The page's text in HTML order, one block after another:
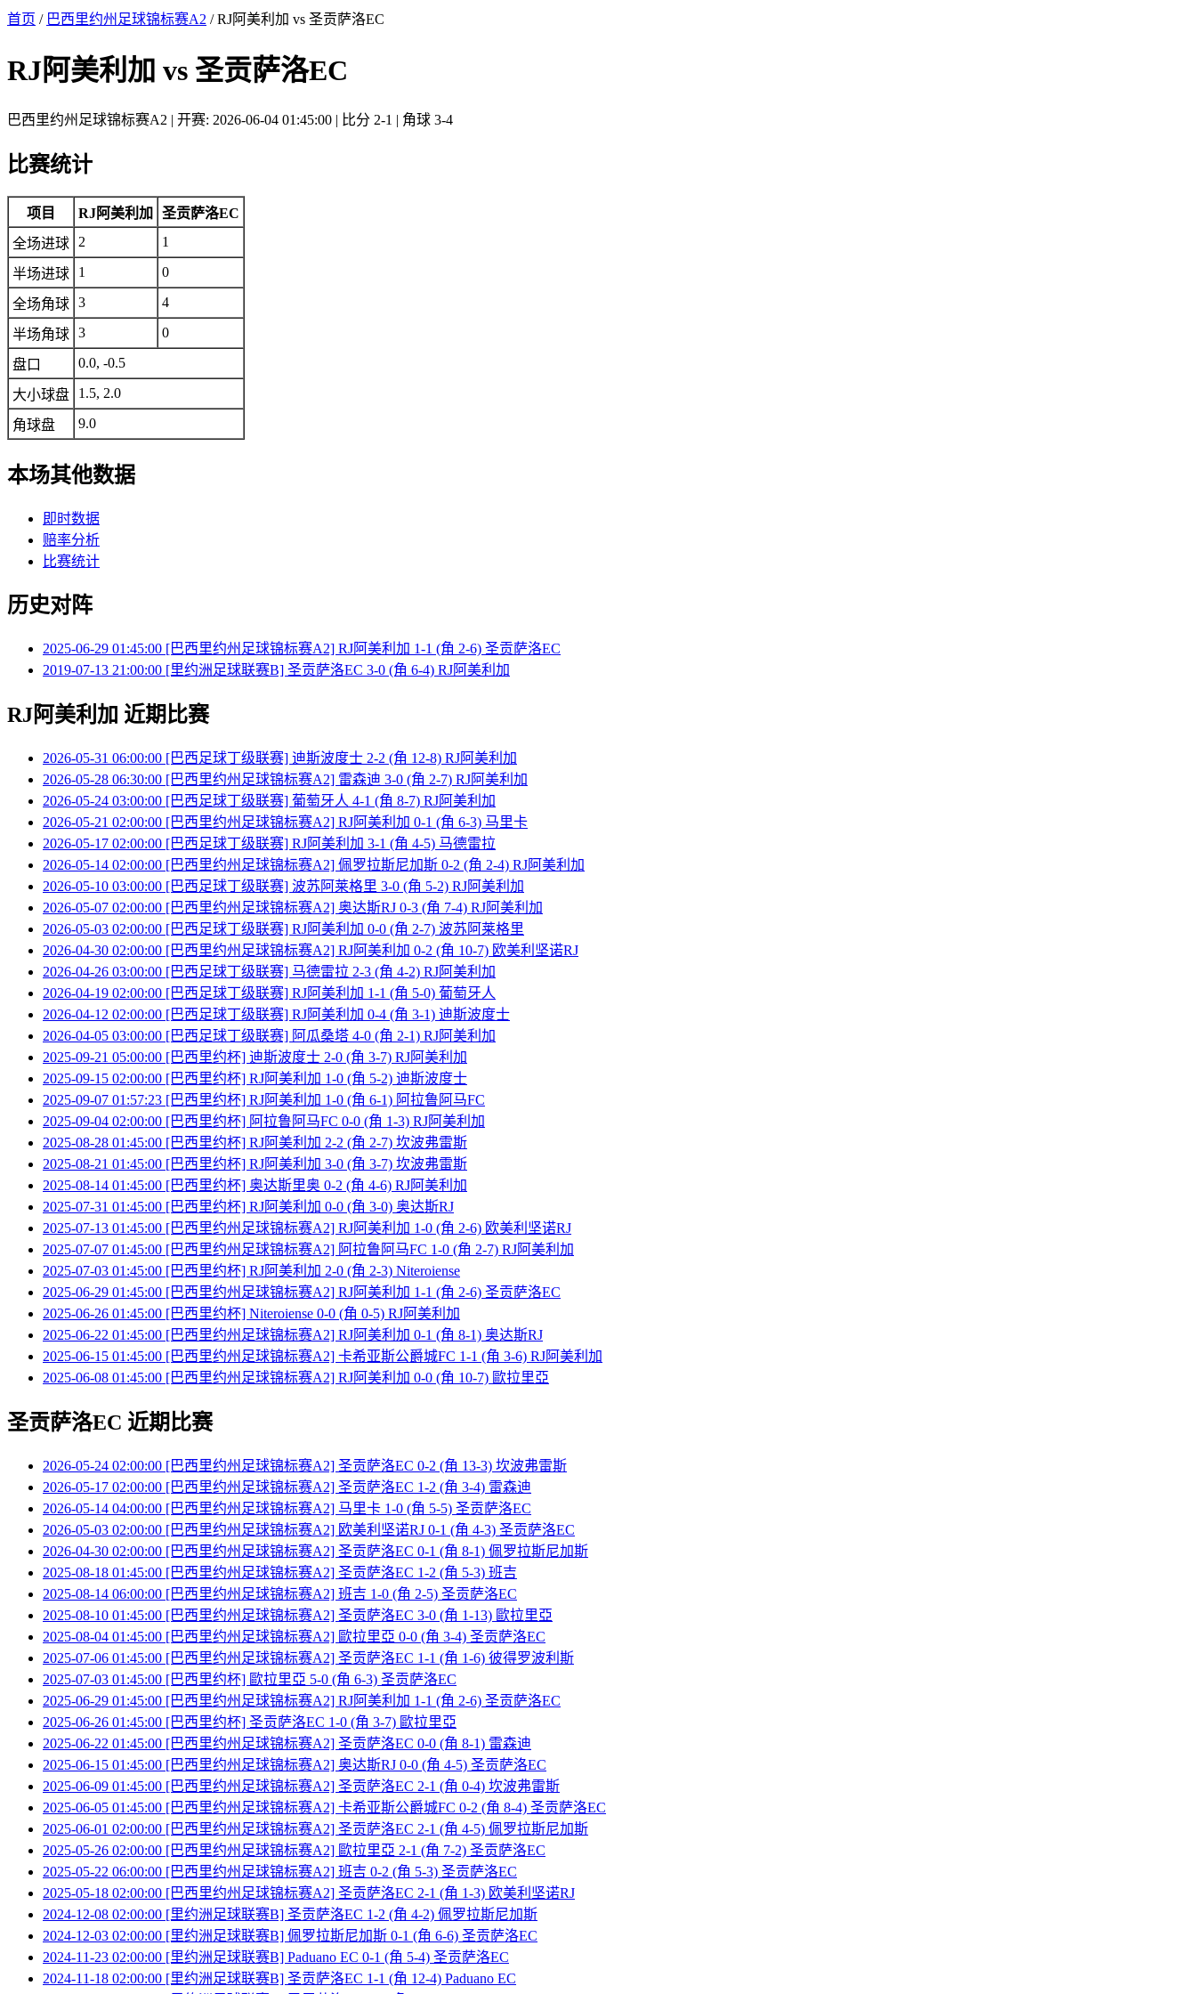
首页 / 巴西里约州足球锦标赛A2 / RJ阿美利加 vs 圣贡萨洛EC
RJ阿美利加 vs 圣贡萨洛EC
巴西里约州足球锦标赛A2 | 开赛: 2026-06-04 01:45:00 | 比分 2-1 | 角球 3-4
比赛统计
项目 RJ阿美利加
圣贡萨洛EC
全场进球
2 1
半场进球 1 0
全场角球 3 4
半场角球 3 0
盘口 0.0, -0.5
大小球盘 1.5, 2.0
角球盘 9.0
本场其他数据
即时数据
赔率分析
比赛统计
历史对阵
2025-06-29 01:45:00 [巴西里约州足球锦标赛A2] RJ阿美利加 1-1 (角 2-6) 圣贡萨洛EC
2019-07-13 21:00:00 [里约洲足球联赛B] 圣贡萨洛EC 3-0 (角 6-4) RJ阿美利加
RJ阿美利加 近期比赛
2026-05-31 06:00:00 [巴西足球丁级联赛] 迪斯波度士 2-2 (角 12-8) RJ阿美利加
2026-05-28 06:30:00 [巴西里约州足球锦标赛A2] 雷森迪 3-0 (角 2-7) RJ阿美利加
2026-05-24 03:00:00 [巴西足球丁级联赛] 葡萄牙人 4-1 (角 8-7) RJ阿美利加
2026-05-21 02:00:00 [巴西里约州足球锦标赛A2] RJ阿美利加 0-1 (角 6-3) 马里卡
2026-05-17 02:00:00 [巴西足球丁级联赛] RJ阿美利加 3-1 (角 4-5) 马德雷拉
2026-05-14 02:00:00 [巴西里约州足球锦标赛A2] 佩罗拉斯尼加斯 0-2 (角 2-4) RJ阿美利加
2026-05-10 03:00:00 [巴西足球丁级联赛] 波苏阿莱格里 3-0 (角 5-2) RJ阿美利加
2026-05-07 02:00:00 [巴西里约州足球锦标赛A2] 奥达斯RJ 0-3 (角 7-4) RJ阿美利加
2026-05-03 02:00:00 [巴西足球丁级联赛] RJ阿美利加 0-0 (角 2-7) 波苏阿莱格里
2026-04-30 02:00:00 [巴西里约州足球锦标赛A2] RJ阿美利加 0-2 (角 10-7) 欧美利坚诺RJ
2026-04-26 03:00:00 [巴西足球丁级联赛] 马德雷拉 2-3 (角 4-2) RJ阿美利加
2026-04-19 02:00:00 [巴西足球丁级联赛] RJ阿美利加 1-1 (角 5-0) 葡萄牙人
2026-04-12 02:00:00 [巴西足球丁级联赛] RJ阿美利加 0-4 (角 3-1) 迪斯波度士
2026-04-05 03:00:00 [巴西足球丁级联赛] 阿瓜桑塔 4-0 (角 2-1) RJ阿美利加
2025-09-21 05:00:00 [巴西里约杯] 迪斯波度士 2-0 (角 3-7) RJ阿美利加
2025-09-15 02:00:00 [巴西里约杯] RJ阿美利加 1-0 (角 5-2) 迪斯波度士
2025-09-07 01:57:23 [巴西里约杯] RJ阿美利加 1-0 (角 6-1) 阿拉鲁阿马FC
2025-09-04 02:00:00 [巴西里约杯] 阿拉鲁阿马FC 0-0 (角 1-3) RJ阿美利加
2025-08-28 01:45:00 [巴西里约杯] RJ阿美利加 2-2 (角 2-7) 坎波弗雷斯
2025-08-21 01:45:00 [巴西里约杯] RJ阿美利加 3-0 (角 3-7) 坎波弗雷斯
2025-08-14 01:45:00 [巴西里约杯] 奥达斯里奥 0-2 (角 4-6) RJ阿美利加
2025-07-31 01:45:00 [巴西里约杯] RJ阿美利加 0-0 (角 3-0) 奥达斯RJ
2025-07-13 01:45:00 [巴西里约州足球锦标赛A2] RJ阿美利加 1-0 (角 2-6) 欧美利坚诺RJ
2025-07-07 01:45:00 [巴西里约州足球锦标赛A2] 阿拉鲁阿马FC 1-0 (角 2-7) RJ阿美利加
2025-07-03 01:45:00 [巴西里约杯] RJ阿美利加 2-0 (角 2-3) Niteroiense
2025-06-29 01:45:00 [巴西里约州足球锦标赛A2] RJ阿美利加 1-1 (角 2-6) 圣贡萨洛EC
2025-06-26 01:45:00 [巴西里约杯] Niteroiense 0-0 (角 0-5) RJ阿美利加
2025-06-22 01:45:00 [巴西里约州足球锦标赛A2] RJ阿美利加 0-1 (角 8-1) 奥达斯RJ
2025-06-15 01:45:00 [巴西里约州足球锦标赛A2] 卡希亚斯公爵城FC 1-1 (角 3-6) RJ阿美利加
2025-06-08 01:45:00 [巴西里约州足球锦标赛A2] RJ阿美利加 0-0 (角 10-7) 歐拉里亞
圣贡萨洛EC 近期比赛
2026-05-24 02:00:00 [巴西里约州足球锦标赛A2] 圣贡萨洛EC 0-2 (角 13-3) 坎波弗雷斯
2026-05-17 02:00:00 [巴西里约州足球锦标赛A2] 圣贡萨洛EC 1-2 (角 3-4) 雷森迪
2026-05-14 04:00:00 [巴西里约州足球锦标赛A2] 马里卡 1-0 (角 5-5) 圣贡萨洛EC
2026-05-03 02:00:00 [巴西里约州足球锦标赛A2] 欧美利坚诺RJ 0-1 (角 4-3) 圣贡萨洛EC
2026-04-30 02:00:00 [巴西里约州足球锦标赛A2] 圣贡萨洛EC 0-1 (角 8-1) 佩罗拉斯尼加斯
2025-08-18 01:45:00 [巴西里约州足球锦标赛A2] 圣贡萨洛EC 1-2 (角 5-3) 班吉
2025-08-14 06:00:00 [巴西里约州足球锦标赛A2] 班吉 1-0 (角 2-5) 圣贡萨洛EC
2025-08-10 01:45:00 [巴西里约州足球锦标赛A2] 圣贡萨洛EC 3-0 (角 1-13) 歐拉里亞
2025-08-04 01:45:00 [巴西里约州足球锦标赛A2] 歐拉里亞 0-0 (角 3-4) 圣贡萨洛EC
2025-07-06 01:45:00 [巴西里约州足球锦标赛A2] 圣贡萨洛EC 1-1 (角 1-6) 彼得罗波利斯
2025-07-03 01:45:00 [巴西里约杯] 歐拉里亞 5-0 (角 6-3) 圣贡萨洛EC
2025-06-29 01:45:00 [巴西里约州足球锦标赛A2] RJ阿美利加 1-1 (角 2-6) 圣贡萨洛EC
2025-06-26 01:45:00 [巴西里约杯] 圣贡萨洛EC 1-0 (角 3-7) 歐拉里亞
2025-06-22 01:45:00 [巴西里约州足球锦标赛A2] 圣贡萨洛EC 0-0 (角 8-1) 雷森迪
2025-06-15 01:45:00 [巴西里约州足球锦标赛A2] 奥达斯RJ 0-0 (角 4-5) 圣贡萨洛EC
2025-06-09 01:45:00 [巴西里约州足球锦标赛A2] 圣贡萨洛EC 2-1 (角 0-4) 坎波弗雷斯
2025-06-05 01:45:00 [巴西里约州足球锦标赛A2] 卡希亚斯公爵城FC 0-2 (角 8-4) 圣贡萨洛EC
2025-06-01 02:00:00 [巴西里约州足球锦标赛A2] 圣贡萨洛EC 2-1 (角 4-5) 佩罗拉斯尼加斯
2025-05-26 02:00:00 [巴西里约州足球锦标赛A2] 歐拉里亞 2-1 (角 7-2) 圣贡萨洛EC
2025-05-22 06:00:00 [巴西里约州足球锦标赛A2] 班吉 0-2 (角 5-3) 圣贡萨洛EC
2025-05-18 02:00:00 [巴西里约州足球锦标赛A2] 圣贡萨洛EC 2-1 (角 1-3) 欧美利坚诺RJ
2024-12-08 02:00:00 [里约洲足球联赛B] 圣贡萨洛EC 1-2 (角 4-2) 佩罗拉斯尼加斯
2024-12-03 02:00:00 [里约洲足球联赛B] 佩罗拉斯尼加斯 0-1 (角 6-6) 圣贡萨洛EC
2024-11-23 02:00:00 [里约洲足球联赛B] Paduano EC 0-1 (角 5-4) 圣贡萨洛EC
2024-11-18 02:00:00 [里约洲足球联赛B] 圣贡萨洛EC 1-1 (角 12-4) Paduano EC